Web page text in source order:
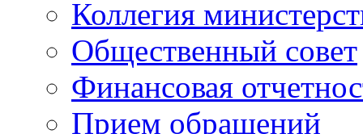
Коллегия
Общественный совет
Финансовая
Прием обращений